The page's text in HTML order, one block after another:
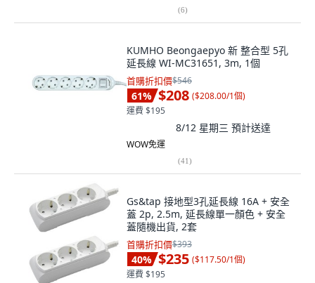
(6)
KUMHO Beongaepyo 新 整合型 5孔
延長線 WI-MC31651, 3m, 1個
首購折扣價$546
61% $208 ($208.00/1個)
運費 $195
8/12 星期三 預計送達
WOW免運
(41)
Gs&tap 接地型3孔延長線 16A + 安全
蓋 2p, 2.5m, 延長線單一顏色 + 安全
蓋隨機出貨, 2套
首購折扣價$393
40% $235 ($117.50/1個)
運費 $195